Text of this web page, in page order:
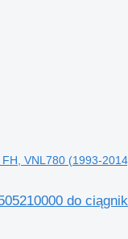
VNL780 (1993-
do